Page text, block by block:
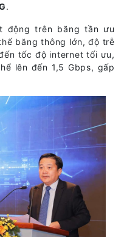
.
động trên băng tần ưu
băng thông lớn, độ trễ
tốc độ internet tối ưu,
lên đến 1,5 Gbps, gấp